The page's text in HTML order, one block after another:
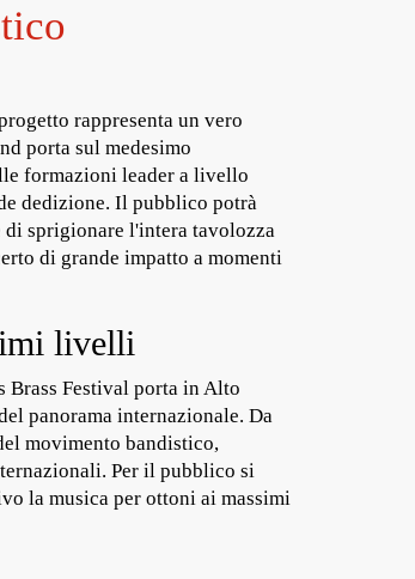
rappresenta un vero
porta sul medesimo
formazioni leader a livello
dedizione. Il pubblico potrà
di sprigionare l'intera tavolozza
di grande impatto a momenti
livelli
Festival porta in Alto
panorama internazionale. Da
movimento bandistico,
Per il pubblico si
la musica per ottoni ai massimi